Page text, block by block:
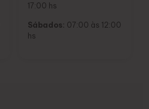
17:00 hs
Sábados: 07:00 às 12:00
hs